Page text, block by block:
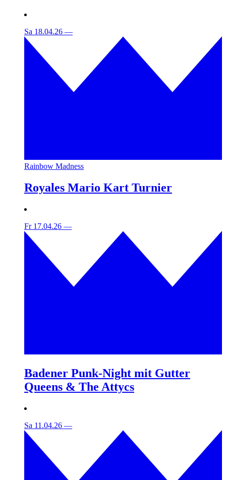
Sa 18.04.26 —
Rainbow Madness
Royales Mario Kart Turnier
Fr 17.04.26 —
Badener Punk-Night mit Gutter
Queens & The Attycs
Sa 11.04.26 —